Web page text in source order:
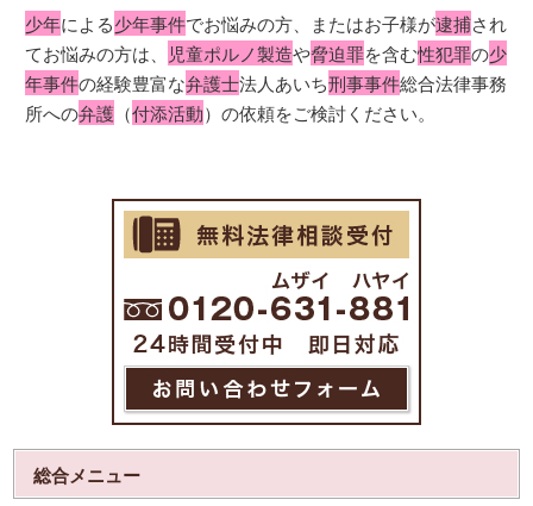
少年による少年事件でお悩みの方、またはお子様が逮捕され
てお悩みの方は、
児童ポルノ製造や脅迫罪を含む性犯罪の少
年事件の経験豊富な弁護士法人あいち刑事事件総合法律事務
所への弁護 （付添活動）の依頼をご検討ください。
総合メニュー